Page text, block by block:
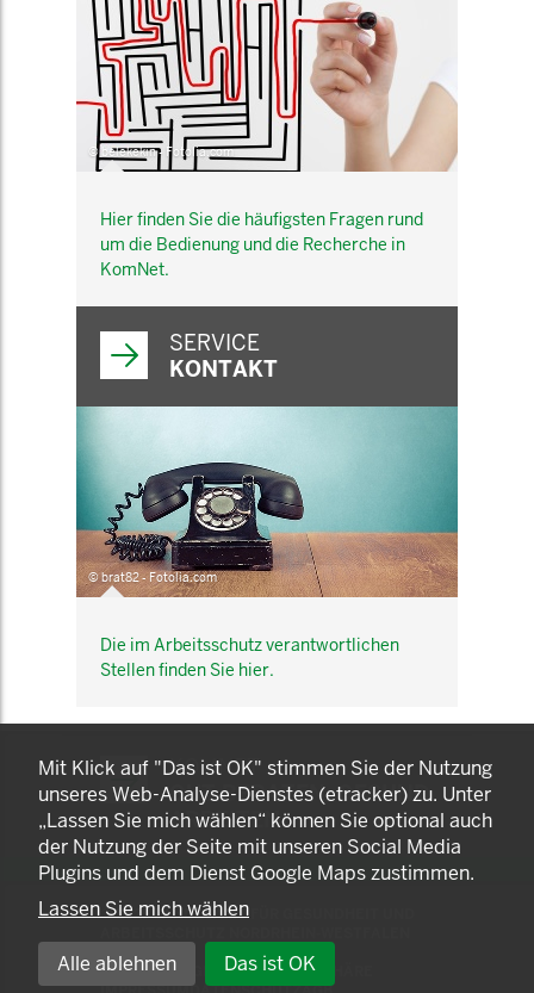
© belekekin - Fotolia.com
Hier finden Sie die häufigsten Fragen rund
um die Bedienung und die Recherche in
KomNet.
SERVICE
KONTAKT
© brat82 - Fotolia.com
Die im Arbeitsschutz verantwortlichen
Stellen finden Sie hier.
KOMNET
GUT BERATEN. GESUND
ARBEITEN.
© 2025 LANDESAMT FÜR GESUNDHEIT UND
EINSTELLUNGEN ZUR PRIVATSPHÄRE
Mit Klick auf "Das ist OK" stimmen Sie der Nutzung
unseres Web-Analyse-Dienstes (etracker) zu. Unter
„Lassen Sie mich wählen“ können Sie optional auch
der Nutzung der Seite mit unseren Social Media
Plugins und dem Dienst Google Maps zustimmen.
Lassen Sie mich wählen
Alle ablehnen Das ist OK